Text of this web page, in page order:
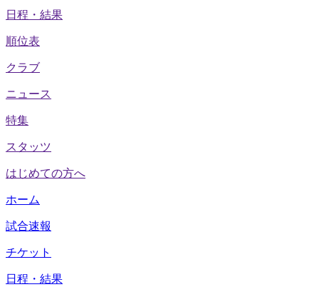
日程・結果
順位表
クラブ
ニュース
特集
スタッツ
はじめての方へ
ホーム
試合速報
チケット
日程・結果